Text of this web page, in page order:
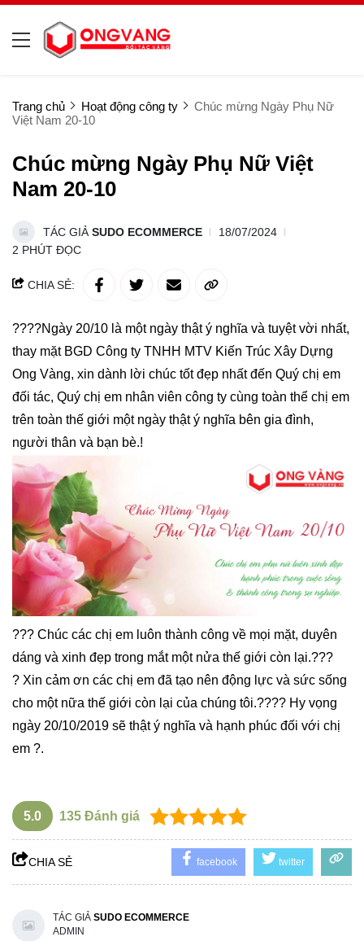
Trang chủ Hoạt động công ty
Chúc mừng Ngày Phụ Nữ
Việt Nam 20-10
Chúc mừng Ngày Phụ Nữ Việt
Nam 20-10
TÁC GIẢ SUDO ECOMMERCE
18/07/2024
2 PHÚT ĐỌC
CHIA SẺ:
????Ngày 20/10 là một ngày thật ý nghĩa và tuyệt vời nhất,
thay mặt BGD Công ty TNHH MTV Kiến Trúc Xây Dựng
Ong Vàng, xin dành lời chúc tốt đẹp nhất đến Quý chị em
đối tác, Quý chị em nhân viên công ty cùng toàn thể chị em
trên toàn thế giới một ngày thật ý nghĩa bên gia đình,
người thân và bạn bè.!
??? Chúc các chị em luôn thành công về mọi mặt, duyên
dáng và xinh đẹp trong mắt một nửa thế giới còn lại.???
? Xin cảm ơn các chị em đã tạo nên động lực và sức sống
cho một nữa thế giới còn lại của chúng tôi.???? Hy vọng
ngày 20/10/2019 sẽ thật ý nghĩa và hạnh phúc đối với chị
em ?.
5.0 135 Đánh giá
CHIA SẺ facebook twitter
TÁC GIẢ SUDO ECOMMERCE
ADMIN